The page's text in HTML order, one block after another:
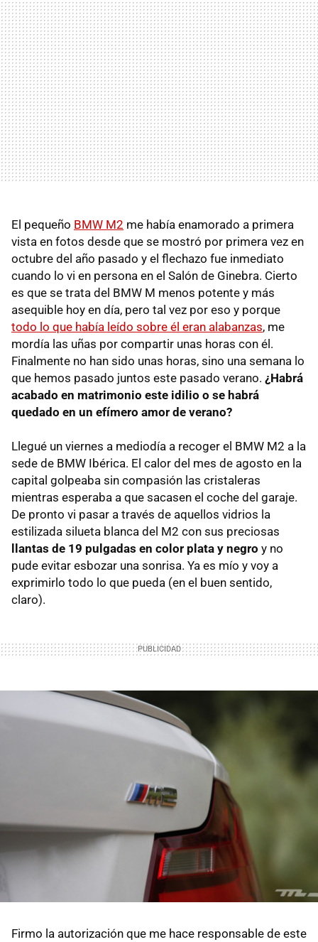
El pequeño BMW M2 me había enamorado a primera
vista en fotos desde que se mostró por primera vez en
octubre del año pasado y el flechazo fue inmediato
cuando lo vi en persona en el Salón de Ginebra. Cierto
es que se trata del BMW M menos potente y más
asequible hoy en día, pero tal vez por eso y porque
todo lo que había leído sobre él eran alabanzas, me
mordía las uñas por compartir unas horas con él.
Finalmente no han sido unas horas, sino una semana lo
que hemos pasado juntos este pasado verano. ¿Habrá
acabado en matrimonio este idilio o se habrá
quedado en un efímero amor de verano?
Llegué un viernes a mediodía a recoger el BMW M2 a la
sede de BMW Ibérica. El calor del mes de agosto en la
capital golpeaba sin compasión las cristaleras
mientras esperaba a que sacasen el coche del garaje.
De pronto vi pasar a través de aquellos vidrios la
estilizada silueta blanca del M2 con sus preciosas
llantas de 19 pulgadas en color plata y negro y no
pude evitar esbozar una sonrisa. Ya es mío y voy a
exprimirlo todo lo que pueda (en el buen sentido,
claro).
Firmo la autorización que me hace responsable de este